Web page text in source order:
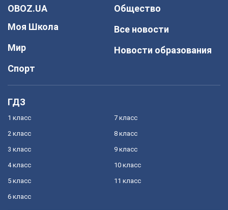
OBOZ.UA
Моя Школа
Мир
Спорт
Общество
Все новости
Новости образования
ГДЗ
1 класс
2 класс
3 класс
4 класс
5 класс
6 класс
7 класс
8 класс
9 класс
10 класс
11 класс